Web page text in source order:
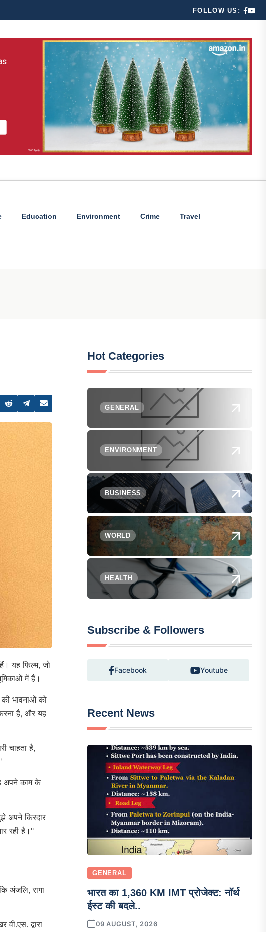
FOLLOW US:
Education Environment Crime Travel
यह फिल्म, जो
में हैं।
भावनाओं को
है, और यह
चाहता है,
अपने काम के
अपने किरदार
रही है।"
अंजलि, रागा
द्वारा
Hot Categories
GENERAL
ENVIRONMENT
BUSINESS
WORLD
HEALTH
Subscribe & Followers
Facebook Youtube
Recent News
GENERAL
भारत का 1,360 KM IMT प्रोजेक्ट: नॉर्थ
ईस्ट की बदले..
09 AUGUST, 2026